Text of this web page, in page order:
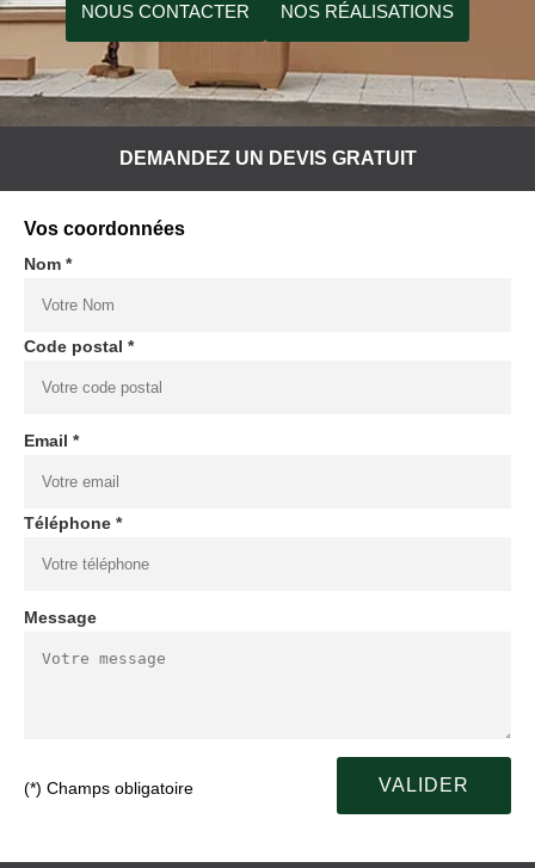
NOUS CONTACTER NOS RÉALISATIONS
DEMANDEZ UN DEVIS GRATUIT
Vos coordonnées
Nom *
Code postal *
Email *
Téléphone *
Message
(*) Champs obligatoire